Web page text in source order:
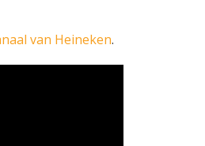
van Heineken.